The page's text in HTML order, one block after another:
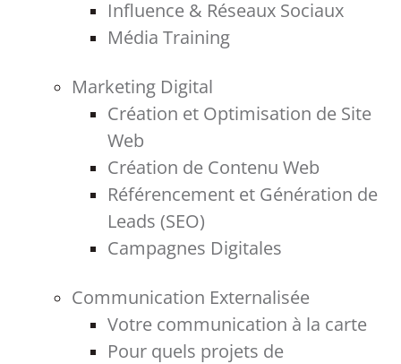
Influence & Réseaux Sociaux
Média Training
Marketing Digital
Création et Optimisation de Site
Web
Création de Contenu Web
Référencement et Génération de
Leads (SEO)
Campagnes Digitales
Communication Externalisée
Votre communication à la carte
Pour quels projets de